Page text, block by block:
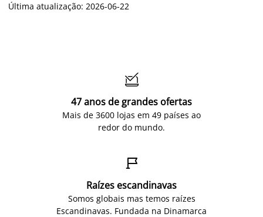
Última atualização: 2026-06-22

47 anos de grandes ofertas
Mais de 3600 lojas em 49 países ao
redor do mundo.

Raízes escandinavas
Somos globais mas temos raízes
Escandinavas. Fundada na Dinamarca